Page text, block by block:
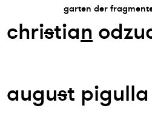
garten der
christian
august pigulla